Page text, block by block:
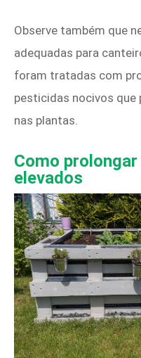
Observe também que
adequadas para
foram tratadas com
pesticidas nocivos que
nas plantas.
Como
elevados